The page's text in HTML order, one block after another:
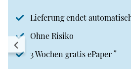
Lieferung endet
Ohne Risiko
3 Wochen gratis ePaper *